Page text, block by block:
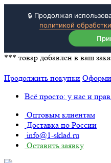
🔒 Продолжая
политикой
*** товар добавлен в ваш
Продолжить покупки
Всё просто: у нас и
Оптовым клиентам
Доставка по России
info@1-sklad.ru
Оставить заявку